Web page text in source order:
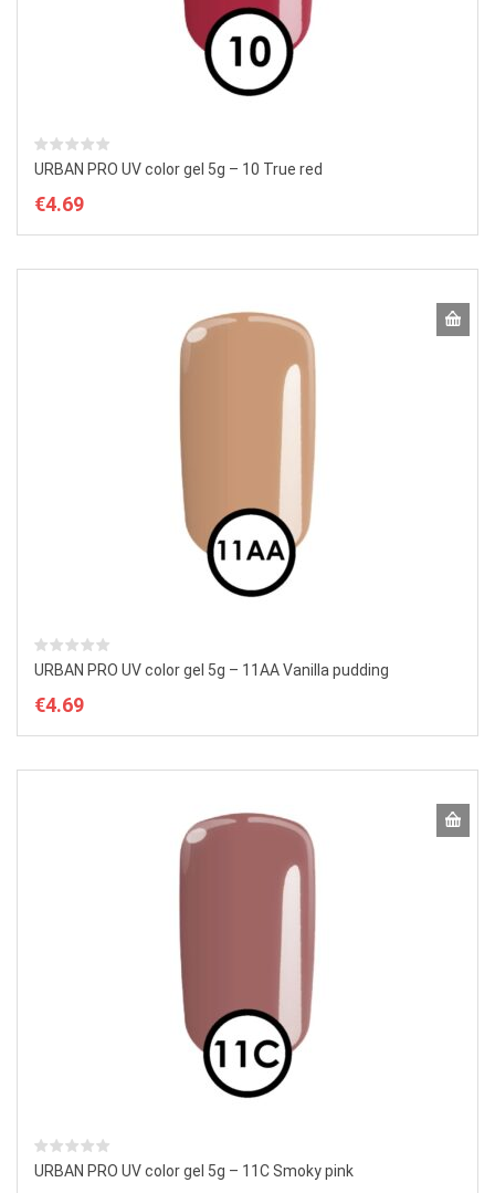
URBAN PRO UV color gel 5g – 10 True red
€4.69
URBAN PRO UV color gel 5g – 11AA Vanilla pudding
€4.69
URBAN PRO UV color gel 5g – 11C Smoky pink